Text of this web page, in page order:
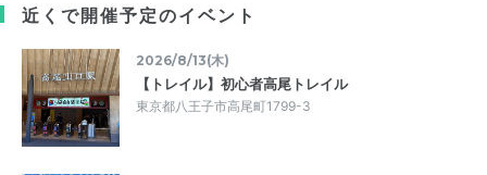
近くで開催予定のイベント
2026/8/13(木)
【トレイル】初心者高尾トレイル
東京都八王子市高尾町1799-3